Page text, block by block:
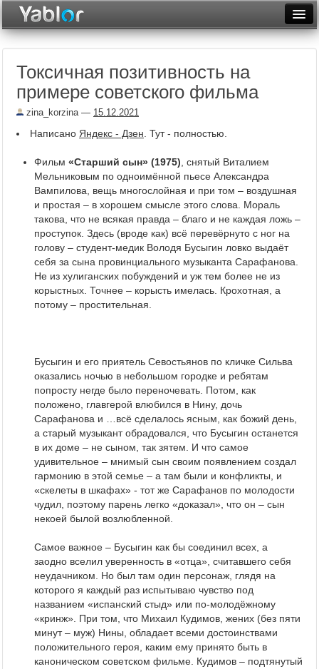
Неделя
Месяц
Рейтинги
Архив
Фототоп
Токсичная позитивность на
примере советского фильма
zina_korzina— 15.12.2021
Написано Яндекс - Дзен . Тут - полностью.
Фильм «Старший сын» (1975) , снятый Виталием
Мельниковым по одноимённой пьесе Александра
Вампилова, вещь многослойная и при том – воздушная
и простая – в хорошем смысле этого слова. Мораль
такова, что не всякая правда – благо и не каждая ложь –
проступок. Здесь (вроде как) всё перевёрнуто с ног на
голову – студент-медик Володя Бусыгин ловко выдаёт
себя за сына провинциального музыканта Сарафанова.
Не из хулиганских побуждений и уж тем более не из
корыстных. Точнее – корысть имелась. Крохотная, а
потому – простительная.
Бусыгин и его приятель Севостьянов по кличке Сильва
оказались ночью в небольшом городке и ребятам
попросту негде было переночевать. Потом, как
положено, главгерой влюбился в Нину, дочь
Сарафанова и …всё сделалось ясным, как божий день,
а старый музыкант обрадовался, что Бусыгин останется
в их доме – не сыном, так зятем. И что самое
удивительное – мнимый сын своим появлением создал
гармонию в этой семье – а там были и конфликты, и
«скелеты в шкафах» - тот же Сарафанов по молодости
чудил, поэтому парень легко «доказал», что он – сын
некоей былой возлюбленной.
Самое важное – Бусыгин как бы соединил всех, а
заодно вселил уверенность в «отца», считавшего себя
неудачником. Но был там один персонаж, глядя на
которого я каждый раз испытываю чувство под
названием «испанский стыд» или по-молодёжному
«кринж». При том, что Михаил Кудимов, жених (без пяти
минут – муж) Нины, обладает всеми достоинствами
положительного героя, каким ему принято быть в
каноническом советском фильме. Кудимов – подтянутый